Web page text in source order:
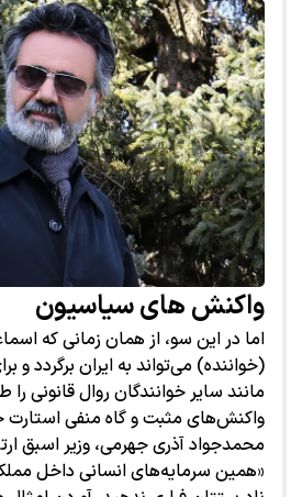
واکنش های سیاسیون
اما در این سو، از همان زمانی که
(خواننده) می‌تواند به ایران برگردد و
مانند سایر خوانندگان روال قانونی
واکنش‌های مثبت و گاه منفی استارت
محمدجواد آذری جهرمی، وزیر اسبق
«همین سرمایه‌های انسانی داخل